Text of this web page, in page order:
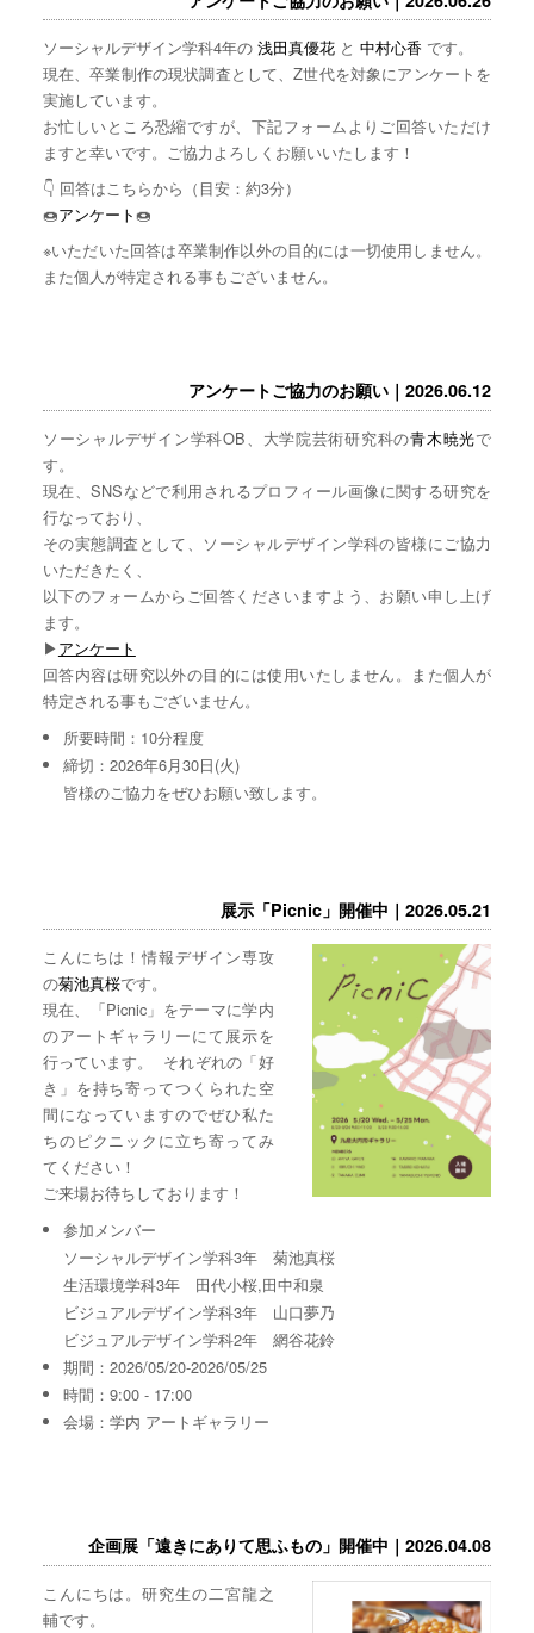
ソーシャルデザイン学科4年の 浅田真優花と 中村心香 です。
現在、卒業制作の現状調査として、Z世代を対象にアンケートを
実施しています。
お忙しいところ恐縮ですが、下記フォームよりご回答いただけ
ますと幸いです。ご協力よろしくお願いいたします！
👇 回答はこちらから（目安：約3分）
🍩アンケート🍩
※いただいた回答は卒業制作以外の目的には一切使用しません。
また個人が特定される事もございません。
アンケートご協力のお願い｜2026.06.12
ソーシャルデザイン学科OB、大学院芸術研究科の青木暁光で
す。
現在、SNSなどで利用されるプロフィール画像に関する研究を
行なっており、
その実態調査として、ソーシャルデザイン学科の皆様にご協力
いただきたく、
以下のフォームからご回答くださいますよう、お願い申し上げ
ます。
▶︎アンケート
回答内容は研究以外の目的には使用いたしません。また個人が
特定される事もございません。
所要時間：10分程度
締切：2026年6月30日(火)
皆様のご協力をぜひお願い致します。
展示「Picnic」開催中｜2026.05.21
こんにちは！情報デザイン専攻
の菊池真桜です。
現在、「Picnic」をテーマに学内
のアートギャラリーにて展示を
行っています。 それぞれの「好
き」を持ち寄ってつくられた空
間になっていますのでぜひ私た
ちのピクニックに立ち寄ってみ
てください！
ご来場お待ちしております！
参加メンバー
ソーシャルデザイン学科3年 菊池真桜
生活環境学科3年 田代小桜,田中和泉
ビジュアルデザイン学科3年 山口夢乃
ビジュアルデザイン学科2年 網谷花鈴
期間：2026/05/20-2026/05/25
時間：9:00 - 17:00
会場：学内 アートギャラリー
企画展「遠きにありて思ふもの」開催中｜2026.04.08
こんにちは。研究生の二宮龍之
輔です。